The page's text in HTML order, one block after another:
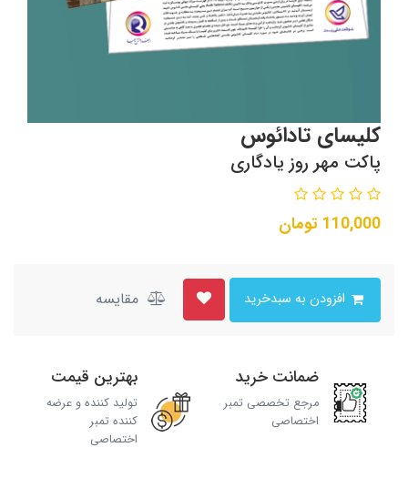
کلیسای تادائوس
پاکت مهر روز یادگاری
110,000 تومان
مقایسه
ضمانت خرید
مرجع تخصصی تمبر
اختصاصی
بهترین قیمت
تولید کننده و عرضه
کننده تمبر
اختصاصی